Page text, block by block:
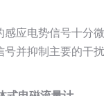
应电势信号十分
并抑制主要的干